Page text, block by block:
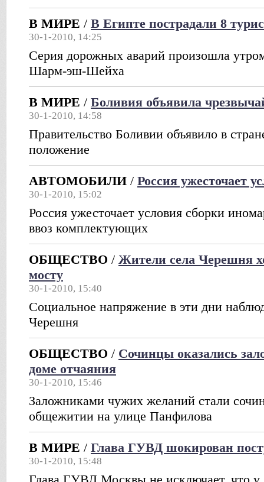
В МИРЕ / В Египте пострадали 8
30-1-2010, 14:25
Серия дорожных аварий произошла
Шарм-эш-Шейха
В МИРЕ / Боливия объявила
30-1-2010, 14:58
Правительство Боливии объявило в
положение
АВТОМОБИЛИ / Россия ужесточает
30-1-2010, 15:02
Россия ужесточает условия сборки
ввоз комплектующих
ОБЩЕСТВО / Жители села Черешня
мосту
30-1-2010, 15:40
Социальное напряжение в эти дни
Черешня
ОБЩЕСТВО / Сочинцы оказались
доме отчаяния
30-1-2010, 15:46
Заложниками чужих желаний стали
общежитии на улице Панфилова
В МИРЕ / Глава ГУВД шокирован
30-1-2010, 15:48